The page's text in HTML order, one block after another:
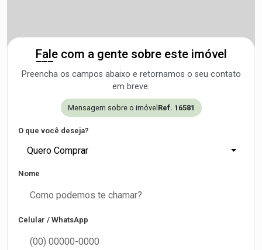
Fale com a gente sobre este imóvel
Preencha os campos abaixo e retornamos o seu contato
em breve.
Mensagem sobre o imóvel Ref. 16581
O que você deseja?
Quero Comprar
Nome
Celular / WhatsApp